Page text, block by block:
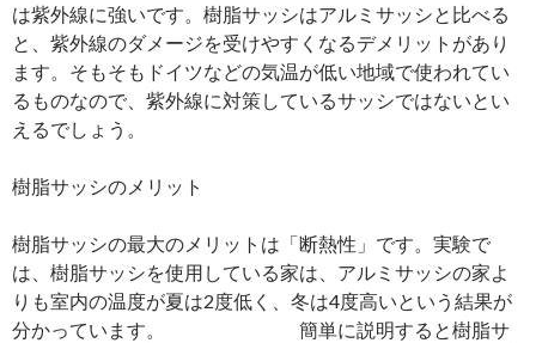
は紫外線に強いです。樹脂サッシはアルミサッシと比べる
と、紫外線のダメージを受けやすくなるデメリットがあり
ます。そもそもドイツなどの気温が低い地域で使われてい
るものなので、紫外線に対策しているサッシではないとい
えるでしょう。
樹脂サッシのメリット
樹脂サッシの最大のメリットは「断熱性」です。実験で
は、樹脂サッシを使用している家は、アルミサッシの家よ
りも室内の温度が夏は2度低く、冬は4度高いという結果が
分かっています。 簡単に説明すると樹脂サ